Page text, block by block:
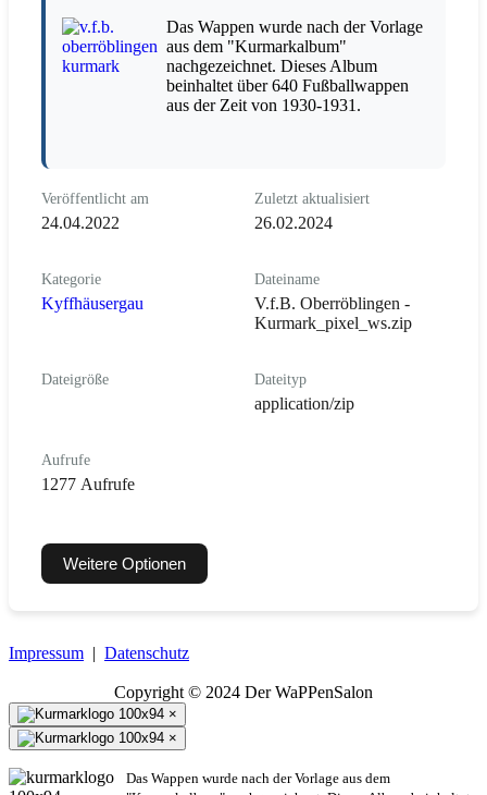
Das Wappen wurde nach der Vorlage
aus dem "Kurmarkalbum"
nachgezeichnet. Dieses Album
beinhaltet über 640 Fußballwappen
aus der Zeit von 1930-1931.
Veröffentlicht am
24.04.2022
Zuletzt aktualisiert
26.02.2024
Kategorie
Kyffhäusergau
Dateiname
V.f.B. Oberröblingen -
Kurmark_pixel_ws.zip
Dateigröße Dateityp
application/zip
Aufrufe
1277 Aufrufe
Weitere Optionen
Impressum | Datenschutz
Copyright © 2024 Der WaPPenSalon
×
×
Das Wappen wurde nach der Vorlage aus dem